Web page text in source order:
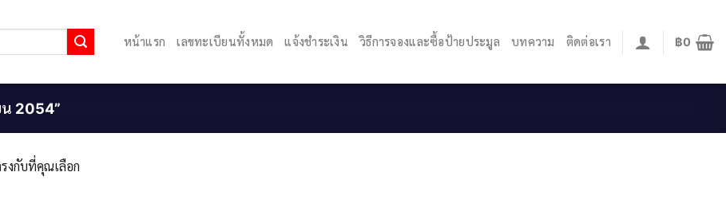
หน้าแรก เลขทะเบียนทั้งหมด แจ้งชำระเงิน วิธีการจองและซื้อป้ายประมูล บทความ ติดต่อเรา ฿0
2054”
งกับที่คุณเลือก